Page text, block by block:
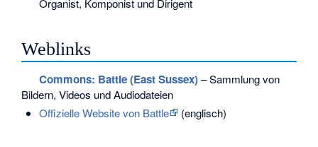
Organist, Komponist und Dirigent
Weblinks
Commons: Battle (East Sussex)– Sammlung von
Bildern, Videos und Audiodateien
Offizielle Website von Battle
(englisch)